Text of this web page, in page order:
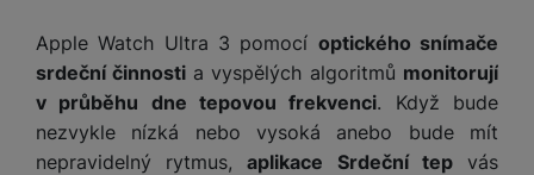
Apple Watch Ultra 3 pomocí optického snímače
srdeční činnosti a vyspělých algoritmů monitorují
v průběhu dne tepovou frekvenci. Když bude
nezvykle nízká nebo vysoká anebo bude mít
nepravidelný rytmus,aplikace Srdeční tepvás